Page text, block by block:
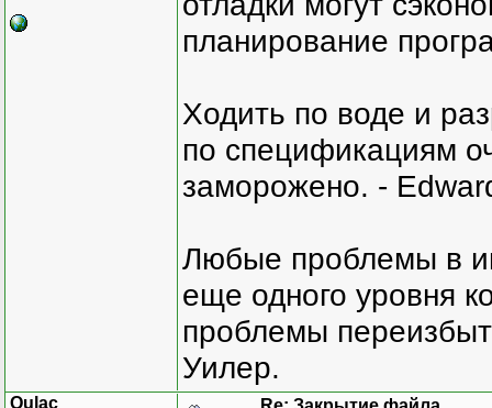
планирование
Ходить по воде и
по спецификациям
заморожено. -
Любые проблемы в
еще одного уровня
проблемы
Уилер.
Qulac